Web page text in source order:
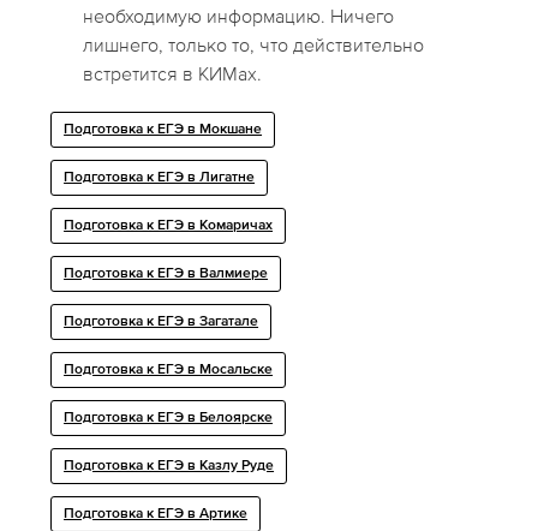
необходимую информацию. Ничего
лишнего, только то, что действительно
встретится в КИМах.
Подготовка к ЕГЭ в Мокшане
Подготовка к ЕГЭ в Лигатне
Подготовка к ЕГЭ в Комаричах
Подготовка к ЕГЭ в Валмиере
Подготовка к ЕГЭ в Загатале
Подготовка к ЕГЭ в Мосальске
Подготовка к ЕГЭ в Белоярске
Подготовка к ЕГЭ в Казлу Руде
Подготовка к ЕГЭ в Артике